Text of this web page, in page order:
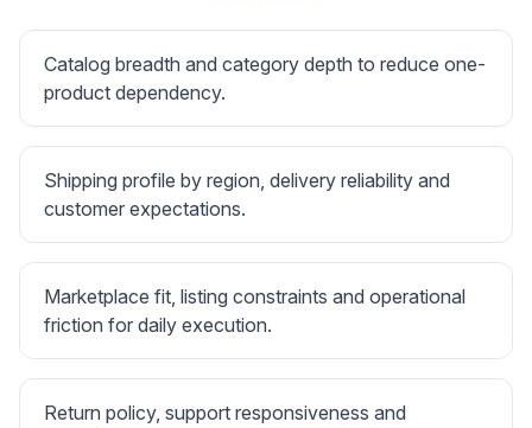
Catalog breadth and category depth to reduce one-
product dependency.
Shipping profile by region, delivery reliability and
customer expectations.
Marketplace fit, listing constraints and operational
friction for daily execution.
Return policy, support responsiveness and